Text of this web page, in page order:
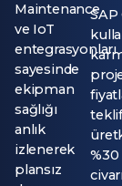
Maintenance
ve IoT
entegrasyonları
sayesinde
ekipman
sağlığı
anlık
izlenerek
plansız
SAP
%30